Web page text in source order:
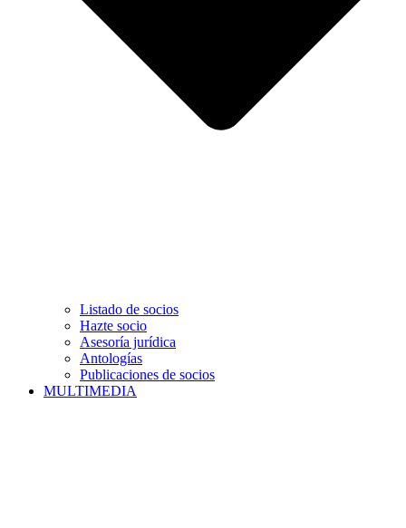
Listado de socios
Hazte socio
Asesoría jurídica
Antologías
Publicaciones de socios
MULTIMEDIA